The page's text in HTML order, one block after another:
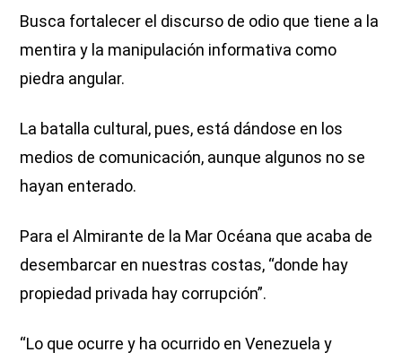
Busca fortalecer el discurso de odio que tiene a la
mentira y la manipulación informativa como
piedra angular.
La batalla cultural, pues, está dándose en los
medios de comunicación, aunque algunos no se
hayan enterado.
Para el Almirante de la Mar Océana que acaba de
desembarcar en nuestras costas, “donde hay
propiedad privada hay corrupción”.
“Lo que ocurre y ha ocurrido en Venezuela y